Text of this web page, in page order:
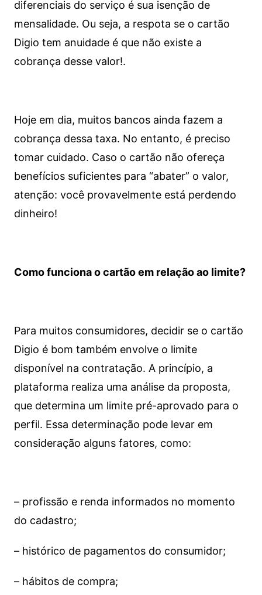
diferenciais do serviço é sua isenção de
mensalidade. Ou seja, a respota se o cartão
Digio tem anuidade é que não existe a
cobrança desse valor!.
Hoje em dia, muitos bancos ainda fazem a
cobrança dessa taxa. No entanto, é preciso
tomar cuidado. Caso o cartão não ofereça
benefícios suficientes para “abater” o valor,
atenção: você provavelmente está perdendo
dinheiro!
Como funciona o cartão em relação ao limite?
Para muitos consumidores, decidir se o cartão
Digio é bom também envolve o limite
disponível na contratação. A princípio, a
plataforma realiza uma análise da proposta,
que determina um limite pré-aprovado para o
perfil. Essa determinação pode levar em
consideração alguns fatores, como:
– profissão e renda informados no momento
do cadastro;
– histórico de pagamentos do consumidor;
– hábitos de compra;